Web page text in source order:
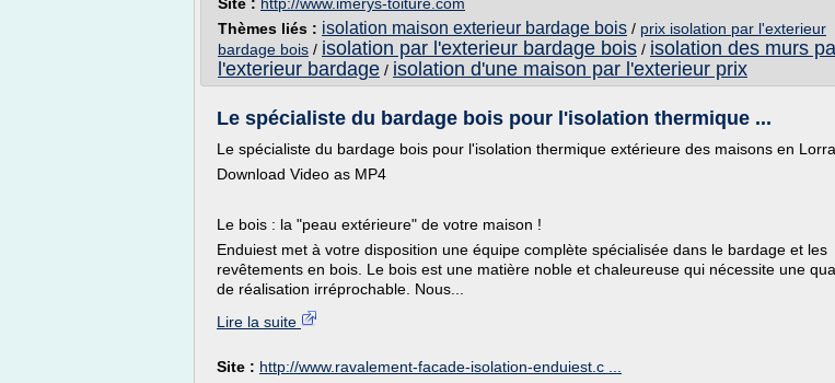
Thèmes liés : isolation maison exterieur bardage bois / prix isolation par l'exterieur
bardage bois / isolation par l'exterieur bardage bois / isolation des murs
l'exterieur bardage / isolation d'une maison par l'exterieur prix
Le spécialiste du bardage bois pour l'isolation thermique ...
Le spécialiste du bardage bois pour l'isolation thermique extérieure des maisons en
Download Video as MP4
Le bois : la "peau extérieure" de votre maison !
Enduiest met à votre disposition une équipe complète spécialisée dans le bardage et les
revêtements en bois. Le bois est une matière noble et chaleureuse qui nécessite une
de réalisation irréprochable. Nous...
Lire la suite
Site : http://www.ravalement-facade-isolation-enduiest.c ...